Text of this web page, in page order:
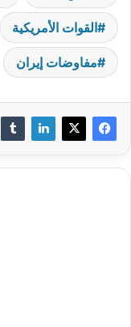
القوات الأمريكية
مفاوضات إيران